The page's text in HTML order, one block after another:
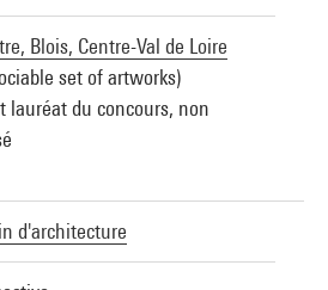
Blois, Centre-Val de Loire
set of artworks)
lauréat du concours, non
d'architecture